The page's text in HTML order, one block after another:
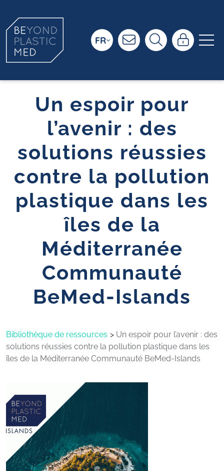
FR
Un espoir pour
l’avenir : des
solutions réussies
contre la pollution
plastique dans les
îles de la
Méditerranée
Communauté
BeMed-Islands
Bibliothèque de ressources
Un espoir pour l’avenir : des
solutions réussies contre la pollution plastique dans les
îles de la Méditerranée Communauté BeMed-Islands